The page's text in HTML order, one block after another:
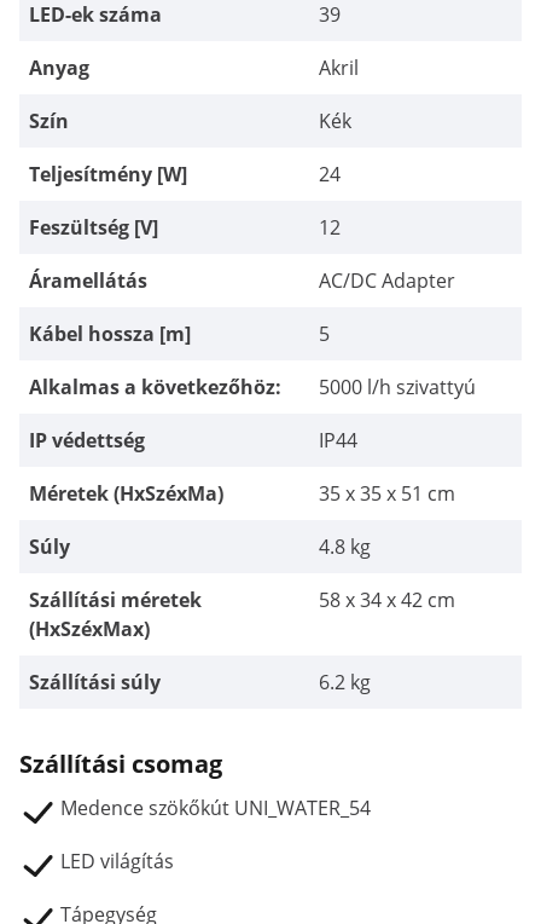
LED-ek száma
39
Anyag
Akril
Szín
Kék
Teljesítmény [W]
24
Feszültség [V]
12
Áramellátás
AC/DC Adapter
Kábel hossza [m]
5
Alkalmas a következőhöz:
5000 l/h szivattyú
IP védettség
IP44
Méretek (HxSzéxMa)
35 x 35 x 51 cm
Súly
4.8 kg
Szállítási méretek
(HxSzéxMax)
58 x 34 x 42 cm
Szállítási súly 6.2 kg
Szállítási csomag
Medence szökőkút UNI_WATER_54
LED világítás
Tápegység